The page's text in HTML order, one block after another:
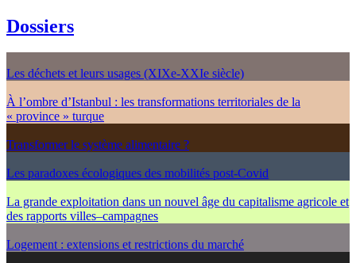
Dossiers
Les déchets et leurs usages (XIXe-XXIe siècle)
À l’ombre d’Istanbul : les transformations territoriales de la
« province » turque
Transformer le système alimentaire ?
Les paradoxes écologiques des mobilités post-Covid
La grande exploitation dans un nouvel âge du capitalisme agricole et
des rapports villes–campagnes
Logement : extensions et restrictions du marché